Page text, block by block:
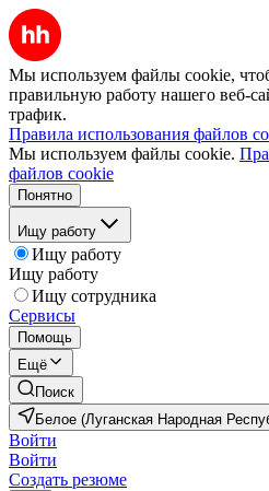
Мы используем файлы cookie,
правильную работу нашего веб-
трафик.
Правила использования файлов
Мы используем файлы cookie.
файлов cookie
Понятно
Ищу работу
Ищу работу
Ищу работу
Ищу сотрудника
Сервисы
Помощь
Ещё
Поиск
Белое (Луганская Народная
Войти
Войти
Создать резюме